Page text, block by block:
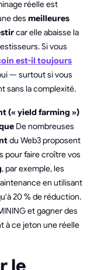
réelle est
des meilleures
car elle abaisse la
Si vous
est-il toujours
— surtout si vous
sans la complexité.
(« yield farming »)
De nombreuses
du Web3 proposent
pour faire croître vos
, par exemple, les
en utilisant
20 % de réduction.
et gagner des
à ce jeton une réelle